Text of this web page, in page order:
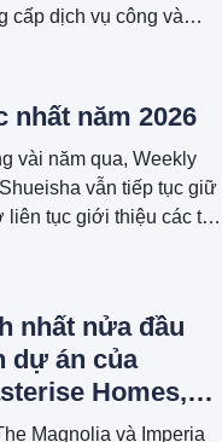
cấp dịch vụ công và
nhất năm 2026
vài năm qua, Weekly
vẫn tiếp tục giữ
liên tục giới thiệu các tác
nhất nửa đầu
dự án của
Homes,
Magnolia và Imperia